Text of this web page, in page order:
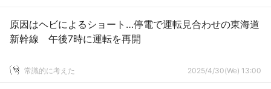
原因はヘビによるショート…停電で運転見合わせの東海道
新幹線 午後7時に運転を再開
常識的に考えた 2025/4/30(We) 13:00